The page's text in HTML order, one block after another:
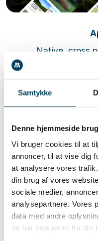
Samtykke
Denne hjemmeside
Vi bruger cookies til at
annoncer, til at vise dig
at analysere vores
din brug af vores
sociale medier,
analysepartnere. Vores
data med andre
de har indsamlet fra din
Native, cross
Hvad er en native
bestemt platform, fx
udvikles en native
forudsætninger for at
optimeret til den
fungerer upåklageligt
den absolut bedste
selvfølgelig, at der